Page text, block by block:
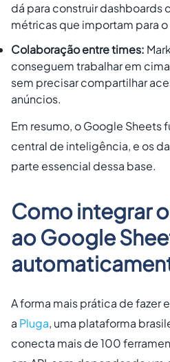
dá para construir dashboards
métricas que importam para
Colaboração entre times:
conseguem trabalhar em
sem precisar compartilhar
anúncios.
Em resumo, o Google Sheets
central de inteligência, e os
parte essencial dessa base.
Como integrar
ao Google
A forma mais prática de fazer
a Pluga, uma plataforma
conecta mais de 100